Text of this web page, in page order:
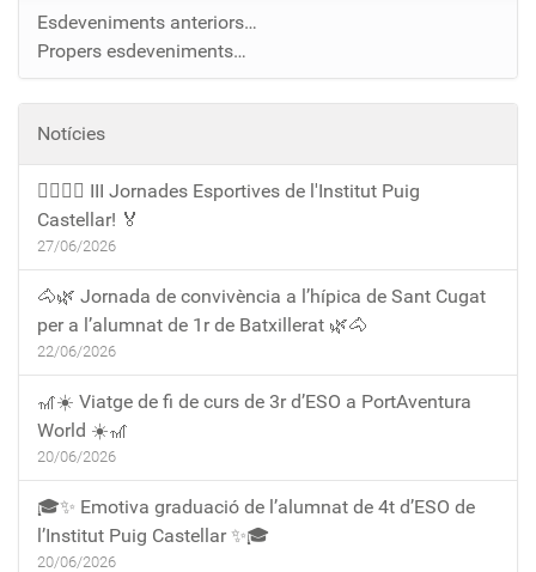
Esdeveniments anteriors…
Propers esdeveniments…
Notícies
🏃‍♀️🏃‍♂️ III Jornades Esportives de l'Institut Puig
Castellar! 🏅
27/06/2026
🐴🌿 Jornada de convivència a l’hípica de Sant Cugat
per a l’alumnat de 1r de Batxillerat 🌿🐴
22/06/2026
🎢☀️ Viatge de fi de curs de 3r d’ESO a PortAventura
World ☀️🎢
20/06/2026
🎓✨ Emotiva graduació de l’alumnat de 4t d’ESO de
l’Institut Puig Castellar ✨🎓
20/06/2026